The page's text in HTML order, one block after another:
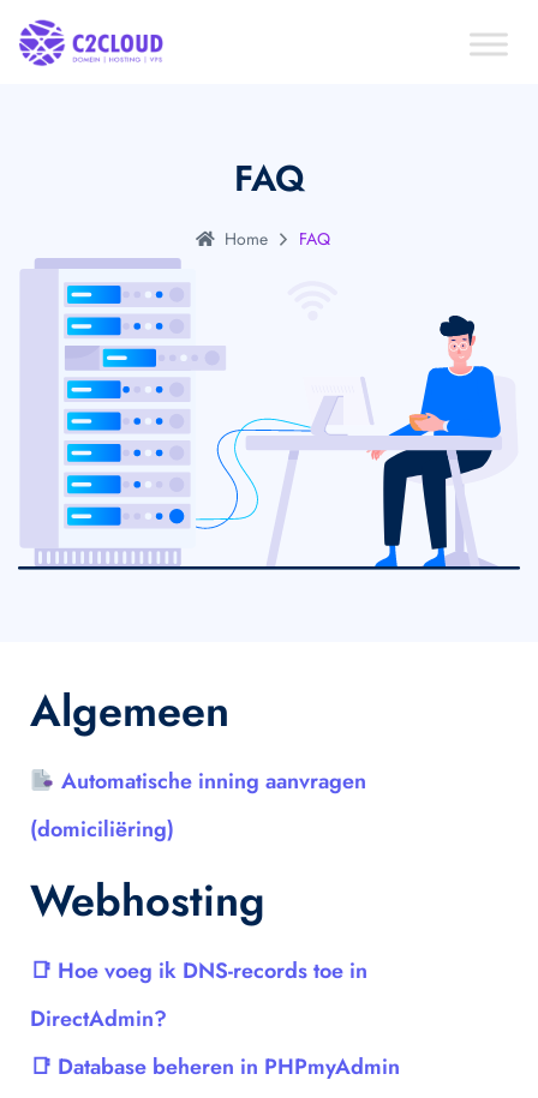
FAQ
Home FAQ
Algemeen
Automatische inning aanvragen
(domiciliëring)
Webhosting
Hoe voeg ik DNS-records toe in
DirectAdmin?
Database beheren in PHPmyAdmin